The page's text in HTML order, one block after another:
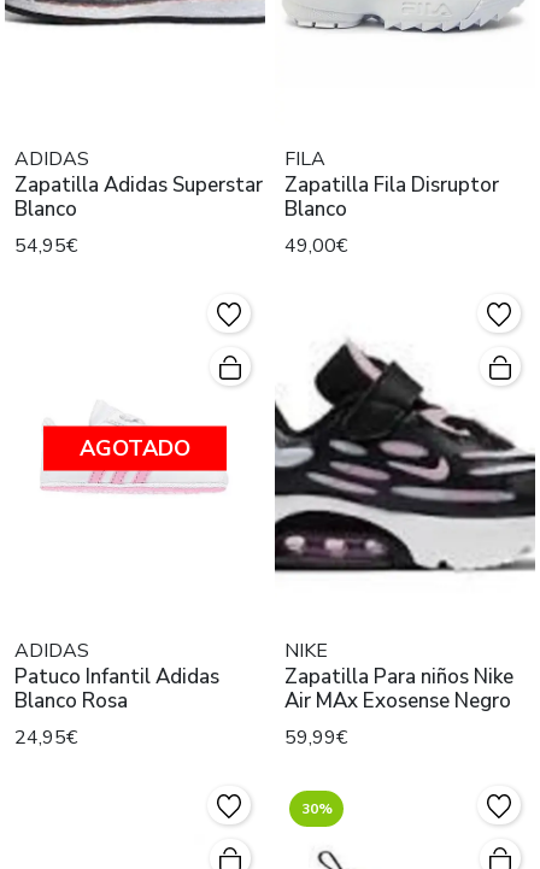
ADIDAS
Zapatilla Adidas Superstar
Blanco
54,95€
FILA
Zapatilla Fila Disruptor
Blanco
49,00€
AGOTADO
ADIDAS
Patuco Infantil Adidas
Blanco Rosa
24,95€
NIKE
Zapatilla Para niños Nike
Air MAx Exosense Negro
59,99€
30%